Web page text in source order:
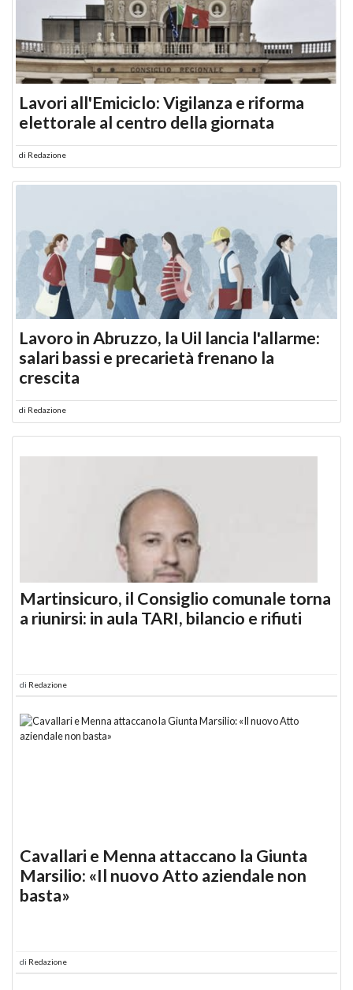
Lavori all'Emiciclo: Vigilanza e riforma
elettorale al centro della giornata
di Redazione
Lavoro in Abruzzo, la Uil lancia l'allarme:
salari bassi e precarietà frenano la
crescita
di Redazione
Martinsicuro, il Consiglio comunale torna
a riunirsi: in aula TARI, bilancio e rifiuti
di Redazione
Cavallari e Menna attaccano la Giunta
Marsilio: «Il nuovo Atto aziendale non
basta»
di Redazione